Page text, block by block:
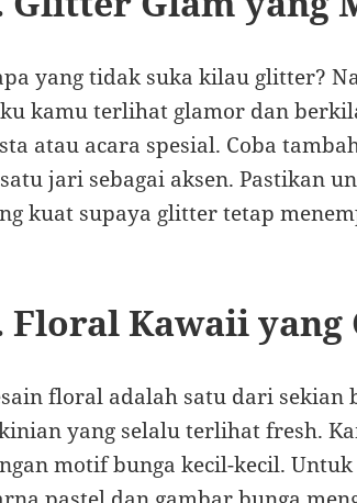
yang tidak suka kilau glitter?
kamu terlihat glamor dan
atau acara spesial. Coba
jari sebagai aksen. Pastikan
kuat supaya glitter tetap
Floral Kawaii yang
floral adalah satu dari
yang selalu terlihat fresh.
motif bunga kecil-kecil.